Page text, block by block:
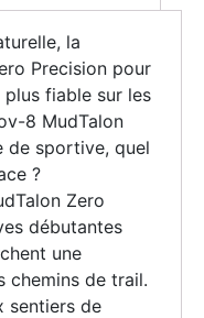
la
Precision pour
fiable sur les
8 MudTalon
de sportive, quel
?
Zero
débutantes
une
chemins de trail.
sentiers de